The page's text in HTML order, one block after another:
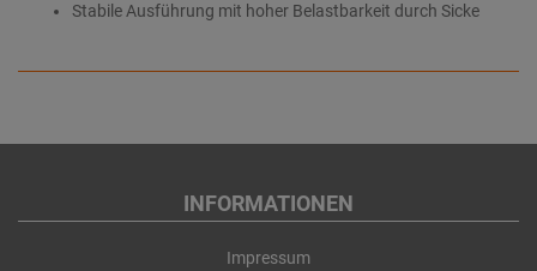
Stabile Ausführung mit hoher Belastbarkeit durch Sicke
INFORMATIONEN
Impressum